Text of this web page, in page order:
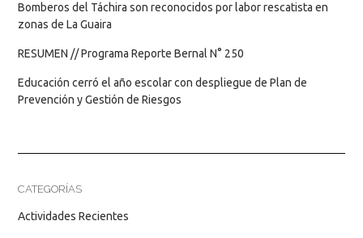
Bomberos del Táchira son reconocidos por labor rescatista en
zonas de La Guaira
RESUMEN // Programa Reporte Bernal N° 250
Educación cerró el año escolar con despliegue de Plan de
Prevención y Gestión de Riesgos
CATEGORÍAS
Actividades Recientes